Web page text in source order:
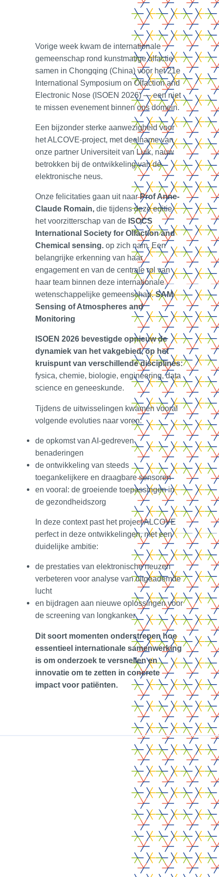
Vorige week kwam de internationale
gemeenschap rond kunstmatige olfactie
samen in Chongqing (China) voor het 21e
International Symposium on Olfaction and
Electronic Nose (ISOEN 2026) — een niet
te missen evenement binnen ons domein.
Een bijzonder sterke aanwezigheid voor
het ALCOVE‑project, met deelname van
onze partner Universiteit van Luik, nauw
betrokken bij de ontwikkeling van de
elektronische neus.
Onze felicitaties gaan uit naarProf Anne-
Claude Romain, die tijdens deze editie
het voorzitterschap van de ISOCS
International Society for Olfaction and
Chemical sensing. op zich nam. Een
belangrijke erkenning van haar
engagement en van de centrale rol van
haar team binnen deze internationale
wetenschappelijke gemeenschap.SAM
Sensing of Atmospheres and
Monitoring
ISOEN 2026 bevestigde opnieuw de
dynamiek van het vakgebied, op het
kruispunt van verschillende disciplines:
fysica, chemie, biologie, engineering, data
science en geneeskunde.
Tijdens de uitwisselingen kwamen vooral
volgende evoluties naar voren:
de opkomst van AI‑gedreven
benaderingen
de ontwikkeling van steeds
toegankelijkere en draagbare sensoren
en vooral: de groeiende toepassingen in
de gezondheidszorg
In deze context past het project ALCOVE
perfect in deze ontwikkelingen, met een
duidelijke ambitie:
de prestaties van elektronische neuzen
verbeteren voor analyse van uitgeademde
lucht
en bijdragen aan nieuwe oplossingen voor
de screening van longkanker
Dit soort momenten onderstrepen hoe
essentieel internationale samenwerking
is om onderzoek te versnellen en
innovatie om te zetten in concrete
impact voor patiënten.
Vous êtes ?